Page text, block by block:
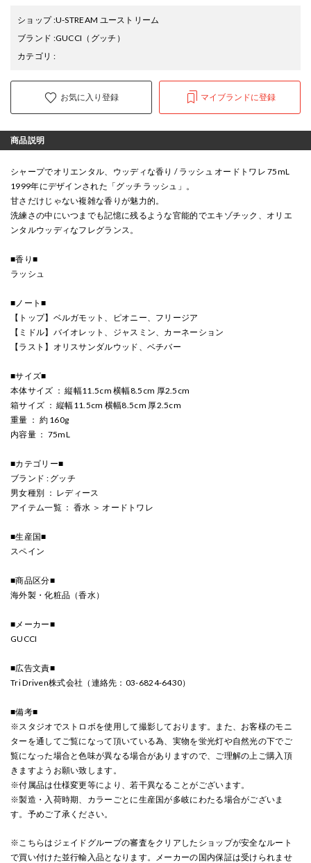
ショップ:U-STREAM ユーストリーム
ブランド :GUCCI （グッチ）
カテゴリ :
お気に入り登録 マイブランドに登録
商品説明
シャープでオリエンタル、ウッディな香り / ラッシュ オードトワレ 75mL
1999年にデザインされた「グッチ ラッシュ」。
甘さだけじゃない複雑な香りが魅力的。
洗練さの中にいつまでも記憶に残るような官能的でエキゾチック、オリエ
ンタルウッディなフレグランス。
■香り■
ラッシュ
■ノート■
【トップ】ベルガモット、ピオニー、フリージア
【ミドル】バイオレット、ジャスミン、カーネーション
【ラスト】オリスサンダルウッド、ベチバー
■サイズ■
本体サイズ ： 縦幅11.5cm 横幅8.5cm 厚2.5cm
箱サイズ ： 縦幅11.5cm 横幅8.5cm 厚2.5cm
重量 ： 約 160g
内容量 ： 75mL
■カテゴリー■
ブランド : グッチ
男女種別 ： レディース
アイテム一覧 ： 香水 ＞ オードトワレ
■生産国■
スペイン
■商品区分■
海外製・化粧品（香水）
■メーカー■
GUCCI
■広告文責■
Tri Driven株式会社（連絡先：03-6824-6430）
■備考■
※スタジオでストロボを使用して撮影しております。また、お客様のモニ
ターを通してご覧になって頂いている為、実物を蛍光灯や自然光の下でご
覧になった場合と色味が異なる場合がありますので、ご理解の上ご購入頂
きますようお願い致します。
※付属品は仕様変更等により、若干異なることがございます。
※製造・入荷時期、カラーごとに生産国が多岐にわたる場合がございま
す。予めご了承ください。
※こちらはジェイドグループの審査をクリアしたショップが安全なルート
で買い付けた並行輸入品となります。メーカーの国内保証は受けられませ